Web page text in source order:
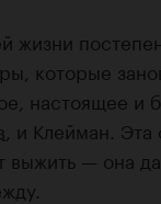
жизни
которые
настоящее и
, и Клейман. Эта
выжить — она